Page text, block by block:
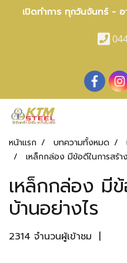
เปิดทำการ ทุกวันจันทร์ -
หน้าแรก บทความทั้งหมด
เหล็กกล่อง มีข้อดีในการสร้า
เหล็กกล่อง มี
บ้านอย่างไร
2314 จำนวนผู้เข้าชม |